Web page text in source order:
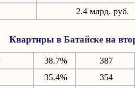
2.4 млрд. руб.
Квартиры в Батайскена
38.7% 387
35.4% 354